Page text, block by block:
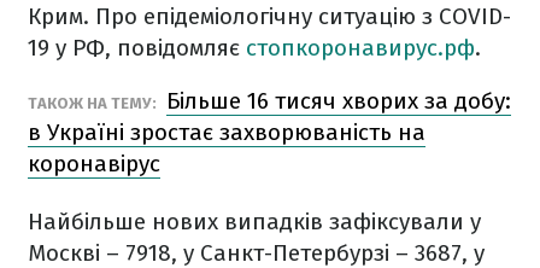
Крим. Про епідеміологічну ситуацію з COVID-
19 у РФ, повідомляє стопкоронавирус.рф.
ТАКОЖ НА ТЕМУ:
Більше 16 тисяч хворих за добу:
в Україні зростає захворюваність на
коронавірус
Найбільше нових випадків зафіксували у
Москві – 7918, у Санкт-Петербурзі – 3687, у